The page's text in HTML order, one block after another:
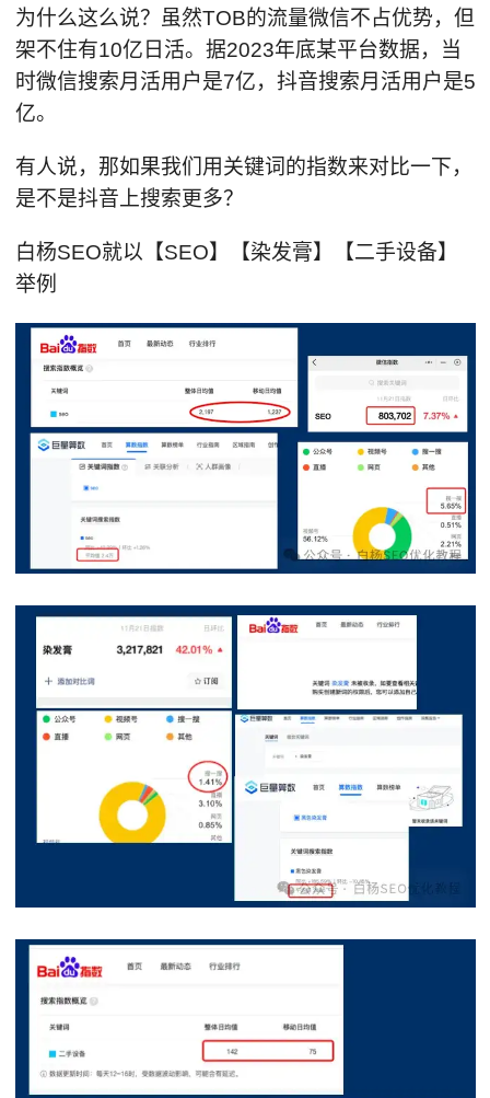
为什么这么说？虽然TOB的流量微信不占优势，但
架不住有10亿日活。据2023年底某平台数据，当
时微信搜索月活用户是7亿，抖音搜索月活用户是5
亿。
有人说，那如果我们用关键词的指数来对比一下，
是不是抖音上搜索更多？
白杨SEO就以【SEO】【染发膏】【二手设备】
举例